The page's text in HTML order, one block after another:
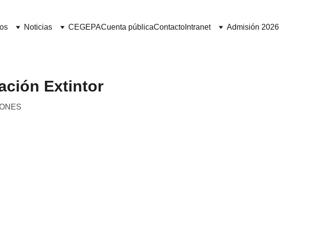
Noticias CEGEPACuenta públicaContacto Intranet Admisión 2026
Extintor